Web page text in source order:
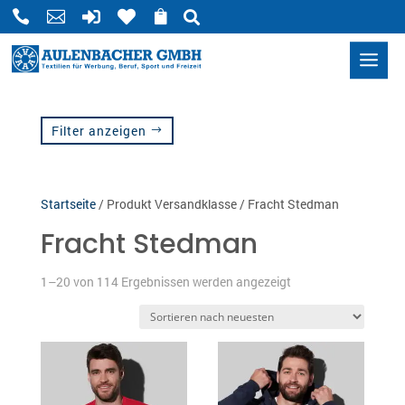
     
T-Shirts
Polos
Startseite/ Produkt Versandklasse / Fracht Stedman
Fracht Stedman
1–20 von 114 Ergebnissen werden angezeigtNach
Filter anzeigen